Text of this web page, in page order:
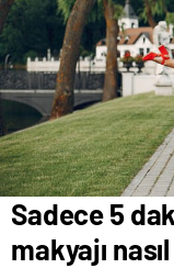
Sadece 5
makyajı nasıl